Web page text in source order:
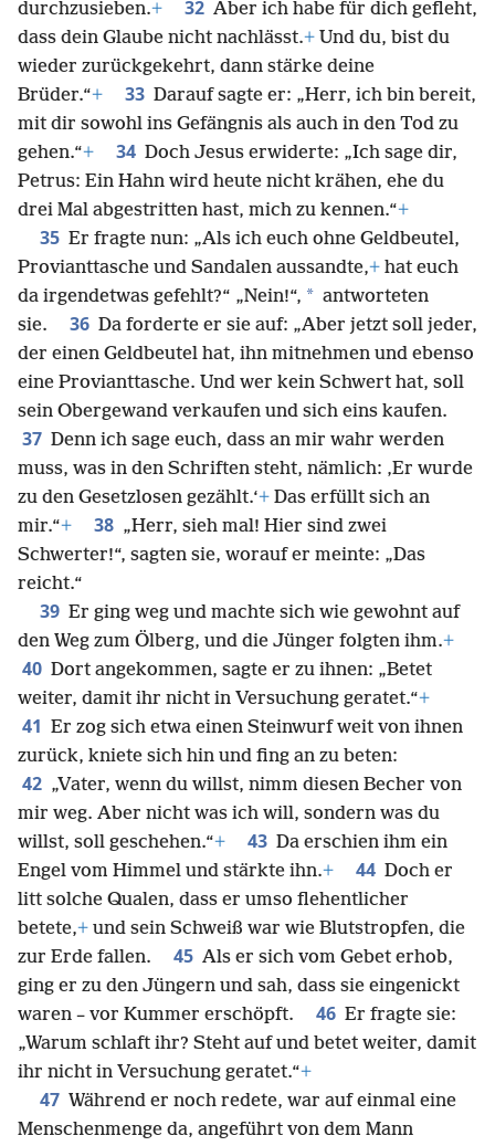
durchzusieben.+ 32 Aber ich habe für dich gefleht,
dass dein Glaube nicht nachlässt.+ Und du, bist du
wieder zurückgekehrt, dann stärke deine
Brüder.“+ 33 Darauf sagte er: „Herr, ich bin bereit,
mit dir sowohl ins Gefängnis als auch in den Tod zu
gehen.“+ 34 Doch Jesus erwiderte: „Ich sage dir,
Petrus: Ein Hahn wird heute nicht krähen, ehe du
drei Mal abgestritten hast, mich zu kennen.“+
35 Er fragte nun: „Als ich euch ohne Geldbeutel,
Provianttasche und Sandalen aussandte,+ hat euch
da irgendetwas gefehlt?“ „Nein!“, * antworteten
sie.
36 Da forderte er sie auf: „Aber jetzt soll jeder,
der einen Geldbeutel hat, ihn mitnehmen und ebenso
eine Provianttasche. Und wer kein Schwert hat, soll
sein Obergewand verkaufen und sich eins kaufen.
37 Denn ich sage euch, dass an mir wahr werden
muss, was in den Schriften steht, nämlich: ‚Er wurde
zu den Gesetzlosen gezählt.‘+ Das erfüllt sich an
mir.“+ 38 „Herr, sieh mal! Hier sind zwei
Schwerter!“, sagten sie, worauf er meinte: „Das
reicht.“
39 Er ging weg und machte sich wie gewohnt auf
den Weg zum Ölberg, und die Jünger folgten ihm.+
40 Dort angekommen, sagte er zu ihnen: „Betet
weiter, damit ihr nicht in Versuchung geratet.“+
41 Er zog sich etwa einen Steinwurf weit von ihnen
zurück, kniete sich hin und fing an zu beten:
42 „Vater, wenn du willst, nimm diesen Becher von
mir weg. Aber nicht was ich will, sondern was du
willst, soll geschehen.“+ 43 Da erschien ihm ein
Engel vom Himmel und stärkte ihn.+ 44 Doch er
litt solche Qualen, dass er umso flehentlicher
betete,+ und sein Schweiß war wie Blutstropfen, die
zur Erde fallen.
45 Als er sich vom Gebet erhob,
ging er zu den Jüngern und sah, dass sie eingenickt
waren – vor Kummer erschöpft.
46 Er fragte sie:
„Warum schlaft ihr? Steht auf und betet weiter, damit
ihr nicht in Versuchung geratet.“+
47 Während er noch redete, war auf einmal eine
Menschenmenge da, angeführt von dem Mann